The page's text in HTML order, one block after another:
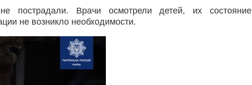
пострадали. Врачи осмотрели детей, их состояние
не возникло необходимости.